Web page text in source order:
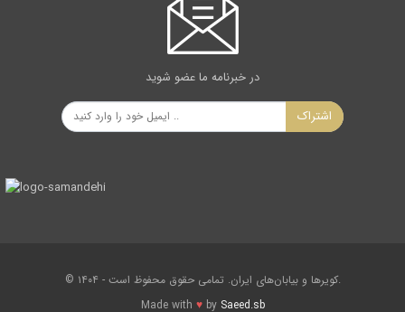
در خبرنامه ما عضو شوید
اشتراک
© ۱۴۰۴ - کویرها و بیابان‌های ایران. تمامی حقوق محفوظ است.
Made with ♥by Saeed.sb